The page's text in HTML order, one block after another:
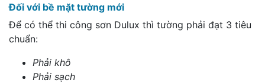
Đối với bề mặt tường mới
Để có thể thi công sơn Dulux thì tường phải đạt 3 tiêu
chuẩn:
Phải khô
Phải sạch